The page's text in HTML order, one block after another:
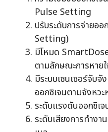
Pulse Setting
ปรับระดับการจ่ายอ
Setting)
มีโหมด
ตามลักษณะการหาย
มีระบบเซนเซอร์จับจั
ออกซิเจนตามจังหว
ระดับแรงดันออกซิเ
ระดับเสียงการทำงา